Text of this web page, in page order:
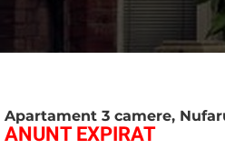
Apartament 3 camere,
ANUNT EXPIRAT